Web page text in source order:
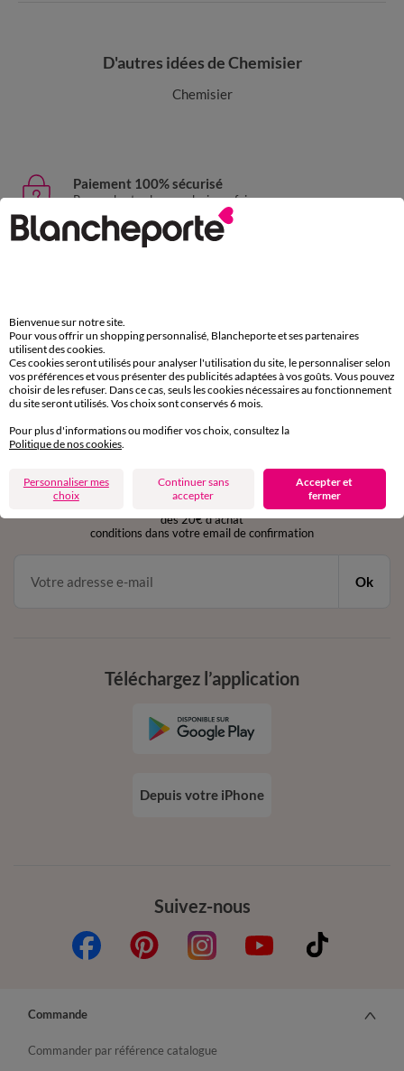
D'autres idées de Chemisier
Chemisier
Paiement 100% sécurisé
Payez plus tard ou en plusieurs fois
Livraison express
sous 30 jours avec Mondial Relay uniquement
Service clients
par chat et par téléphone
de 8h00 à 20h00 du lundi au samedi
en vous inscrivant à la newsletter
dès 20€ d’achat
conditions dans votre email de confirmation
Ok
Suivez-nous
Téléchargez l’application
Depuis votre iPhone
Commande
Commander par référence catalogue
Bienvenue sur notre site.
Pour vous offrir un shopping personnalisé, Blancheporte et ses partenaires
utilisent des cookies.
Ces cookies seront utilisés pour analyser l'utilisation du site, le personnaliser selon
vos préférences et vous présenter des publicités adaptées à vos goûts. Vous pouvez
choisir de les refuser. Dans ce cas, seuls les cookies nécessaires au fonctionnement
du site seront utilisés. Vos choix sont conservés 6 mois.
Pour plus d'informations ou modifier vos choix, consultez la
Politique de nos cookies
Personnaliser mes
choix
Continuer sans
accepter
Accepter et
fermer